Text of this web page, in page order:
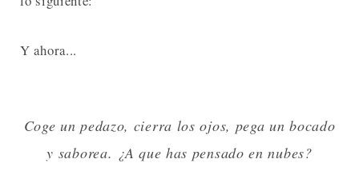
Y ahora...
Coge un pedazo, cierra los ojos, pega un bocado
y saborea. ¿A que has pensado en nubes?